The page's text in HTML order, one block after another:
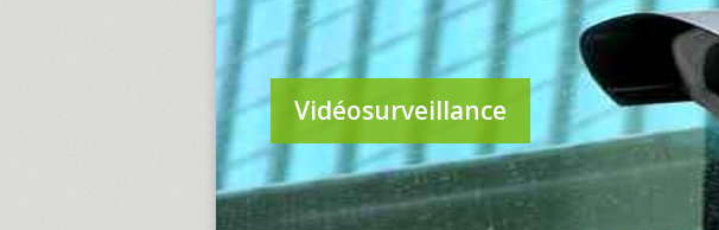
Vidéosurveillance